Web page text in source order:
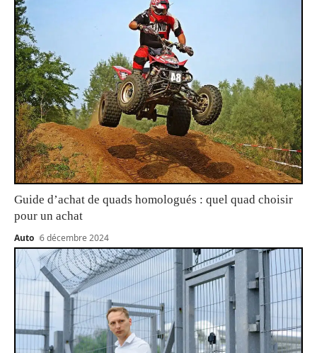
Guide d’achat de quads homologués : quel quad choisir
pour un achat
Auto 6 décembre 2024